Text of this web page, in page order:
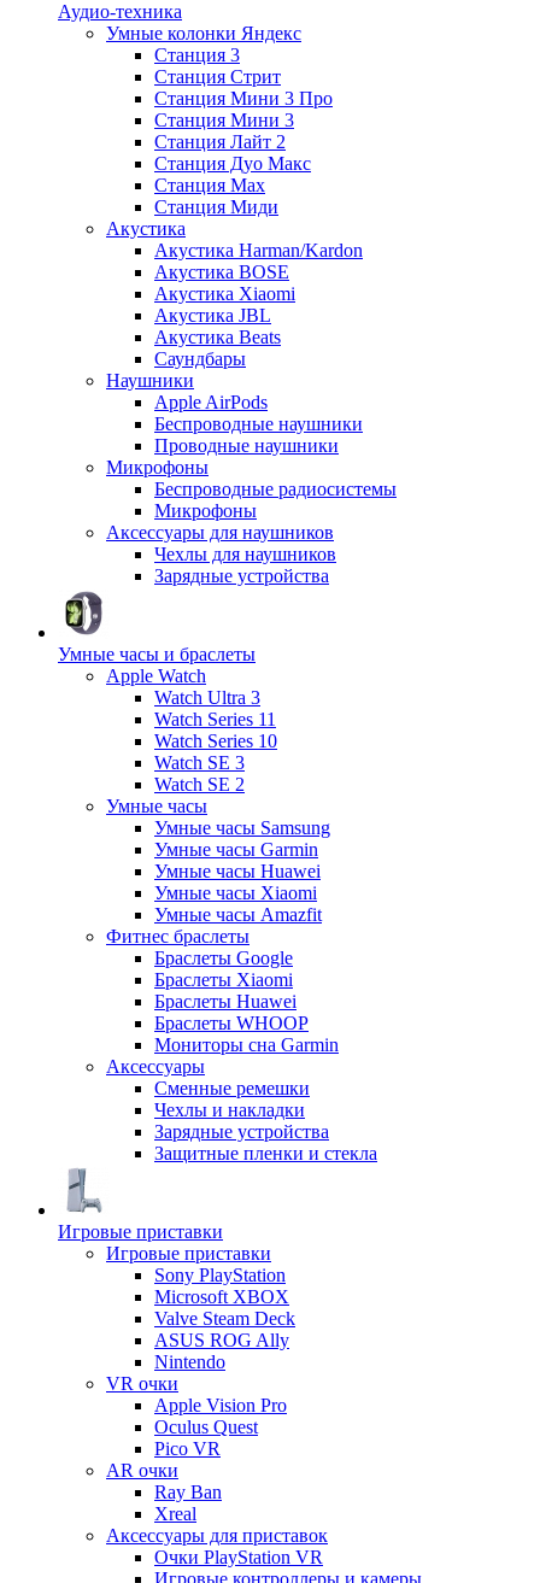
Аудио-техника
Умные колонки Яндекс
Станция 3
Станция Стрит
Станция Мини 3 Про
Станция Мини 3
Станция Лайт 2
Станция Дуо Макс
Станция Max
Станция Миди
Акустика
Акустика Harman/Kardon
Акустика BOSE
Акустика Xiaomi
Акустика JBL
Акустика Beats
Саундбары
Наушники
Apple AirPods
Беспроводные наушники
Проводные наушники
Микрофоны
Беспроводные радиосистемы
Микрофоны
Аксессуары для наушников
Чехлы для наушников
Зарядные устройства
Умные часы и браслеты
Apple Watch
Watch Ultra 3
Watch Series 11
Watch Series 10
Watch SE 3
Watch SE 2
Умные часы
Умные часы Samsung
Умные часы Garmin
Умные часы Huawei
Умные часы Xiaomi
Умные часы Amazfit
Фитнес браслеты
Браслеты Google
Браслеты Xiaomi
Браслеты Huawei
Браслеты WHOOP
Мониторы сна Garmin
Аксессуары
Сменные ремешки
Чехлы и накладки
Зарядные устройства
Защитные пленки и стекла
Игровые приставки
Игровые приставки
Sony PlayStation
Microsoft XBOX
Valve Steam Deck
ASUS ROG Ally
Nintendo
VR очки
Apple Vision Pro
Oculus Quest
Pico VR
AR очки
Ray Ban
Xreal
Аксессуары для приставок
Очки PlayStation VR
Игровые контроллеры и камеры